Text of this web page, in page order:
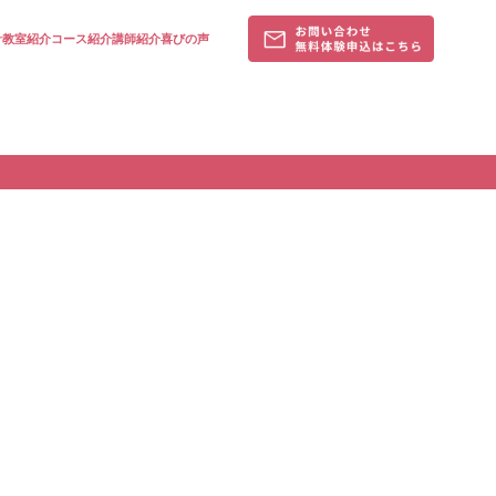
教室紹介コース紹介講師紹介喜びの声